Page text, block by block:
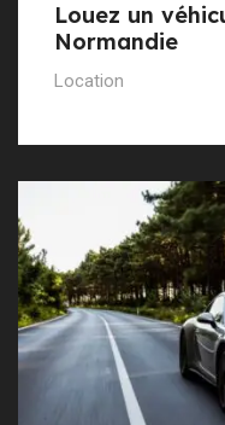
Louez un
Normandie
Location